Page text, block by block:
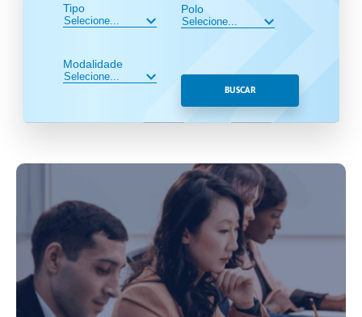
Tipo
Modalidade
Polo
BUSCAR